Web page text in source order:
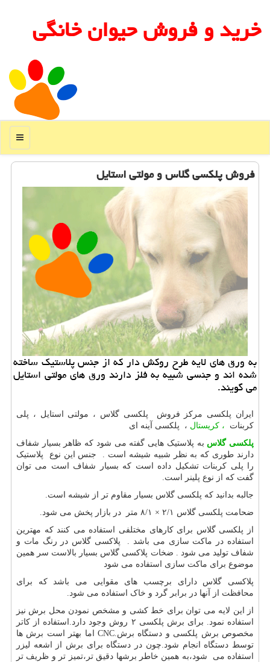
خرید و فروش حیوان خانگی
منو
فروش پلكسی گلاس و مولتی استایل
به ورق های لایه طرح روكش دار كه از جنس پلاستیك ساخته
شده اند و جنسی شبیه به فلز دارند ورق های مولتی استایل
می گویند.
ایران پلکسی مرکز فروش پلکسی گلاس ، مولتی استایل ، پلی
کربنات ، کریستال ، پلکسی آینه ای
پلکسی گلاس به پلاستیک هایی گفته می شود که ظاهر بسیار شفاف
دارند طوری که به نظر شبیه شیشه است . جنس این نوع پلاستیک
را پلی کربنات تشکیل داده است که بسیار شفاف است می توان
گفت که از نوع پلینر است.
جالبه بدانید که پلکسی گلاس بسیار مقاوم تر از شیشه است.
ضحامت پلکسی گلاس ۲/۱ × ۸/۱ متر در بازار پخش می شود.
از پلکسی گلاس برای کارهای مختلفی استفاده می کنند که مهترین
استفاده در ماکت سازی می باشد . پلاکسی گلاس در رنگ مات و
شفاف تولید می شود . ضخات پلاکسی گلاس بسیار بالاست سر همین
موضوع برای ماکت سازی استفاده می شود
پلاکسی گلاس دارای برچسب های مقوایی می باشد که برای
محافظت از آنها در برابر گرد و خاک استفاده می شود.
از این لایه می توان برای خط کشی و مشخص نمودن محل برش نیز
استفاده نمود. برای برش پلکسی ۲ روش وجود دارد.استفاده از کاتر
مخصوص برش پلکسی و دستگاه برش CNC. اما بهتر است برش ها
توسط دستگاه انجام شود.چون در دستگاه برای برش از اشعه لیزر
استفاده می شود،به همین خاطر برشها دقیق تر،تمیز تر و ظریف تر